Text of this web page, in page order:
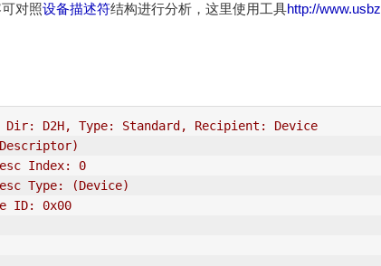
对照设备描述符结构进行分析，这里使用工具http://
Dir: D2H, Type: Standard, Recipient: Device
Index: 0
Type: (Device)
ID: 0x00